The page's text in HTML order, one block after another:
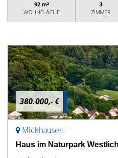
92 m²
WOHNFLÄCHE
3
ZIMMER
380.000,- €
Mickhausen
Haus im Naturpark